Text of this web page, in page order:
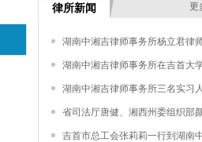
律所新闻 更
湖南中湘吉律师事务所杨立君律
湖南中湘吉律师事务所在吉首大
湖南中湘吉律师事务所三名实习
省司法厅唐健、湘西州委组织部
吉首市总工会张莉莉一行到湖南